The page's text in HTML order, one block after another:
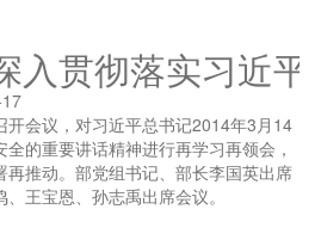
入贯彻落实习近
会议，对习近平总书记2014年3月14
的重要讲话精神进行再学习再领会，
推动。部党组书记、部长李国英出席
王宝恩、孙志禹出席会议。